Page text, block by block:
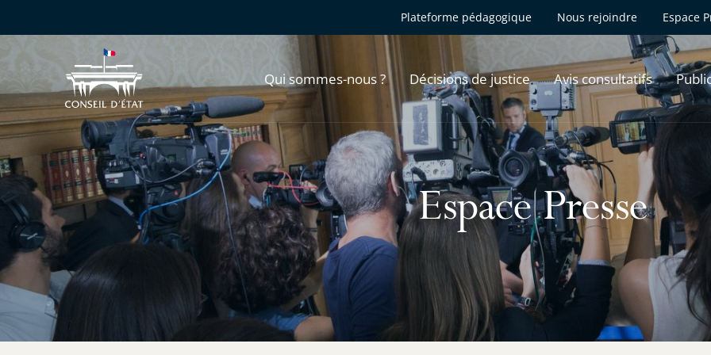
Plateforme pédagogique Nous rejoindre Espace
Qui sommes-nous ? Décisions de justice Avis consultatifs
Espace Presse